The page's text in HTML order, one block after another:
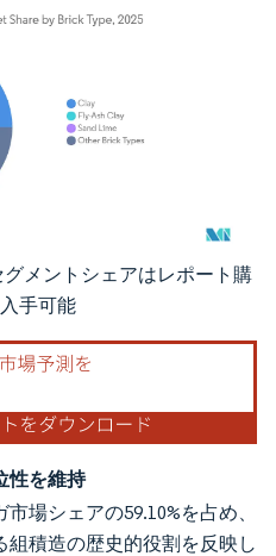
CC BY 4.0の表示が必要です。
メントシェアはレポート購
手可能
性を維持
場シェアの59.10%を占め、
積造の歴史的役割を反映し